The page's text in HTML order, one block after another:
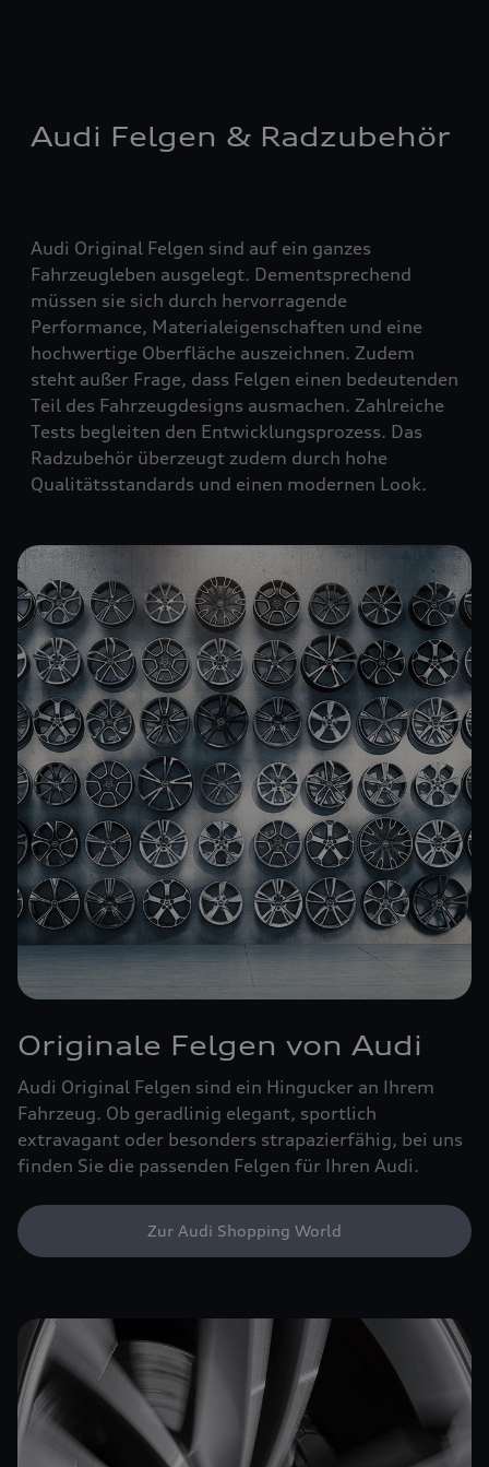
Audi Felgen & Radzubehör
Audi Original Felgen sind auf ein ganzes
Fahrzeugleben ausgelegt. Dementsprechend
müssen sie sich durch hervorragende
Performance, Materialeigenschaften und eine
hochwertige Oberfläche auszeichnen. Zudem
steht außer Frage, dass Felgen einen bedeutenden
Teil des Fahrzeugdesigns ausmachen. Zahlreiche
Tests begleiten den Entwicklungsprozess. Das
Radzubehör überzeugt zudem durch hohe
Qualitätsstandards und einen modernen Look.
Originale Felgen von Audi
Audi Original Felgen sind ein Hingucker an Ihrem
Fahrzeug. Ob geradlinig elegant, sportlich
extravagant oder besonders strapazierfähig, bei uns
finden Sie die passenden Felgen für Ihren Audi.
Zur Audi Shopping World